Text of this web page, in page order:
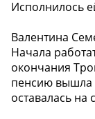
Исполнилось
Валентина
Начала
окончания
пенсию вышла
оставалась на